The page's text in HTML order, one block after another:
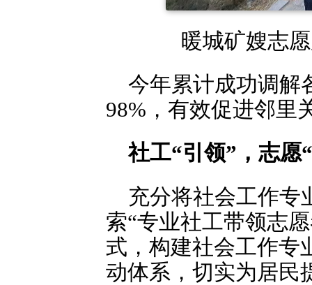
暖城矿嫂志
今年累计成功调解
98%，有效促进邻里
社工“引领”，志愿
充分将社会工作专
索“专业社工带领志
式，构建社会工作专
动体系，切实为居民